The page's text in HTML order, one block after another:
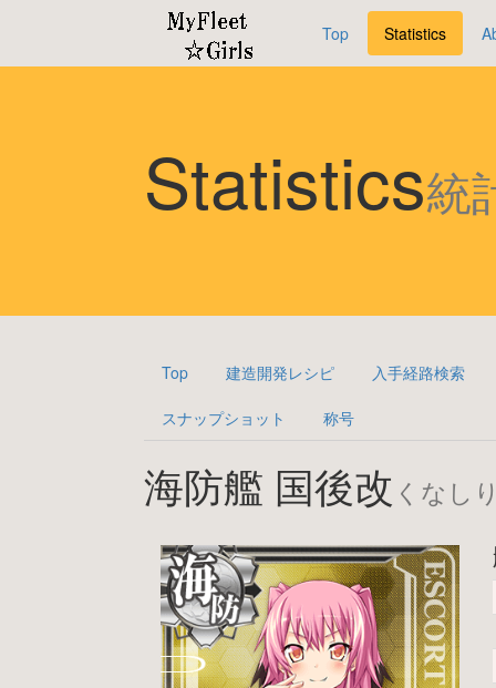
Top Statistics
Statistics統
Top 建造開発レシピ 入手経路検索
スナップショット 称号
海防艦 国後改 くなし